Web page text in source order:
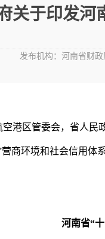
关于印发河
发布机构： 河南省财
港区管委会，省人民
环境和社会信用体
河南省“